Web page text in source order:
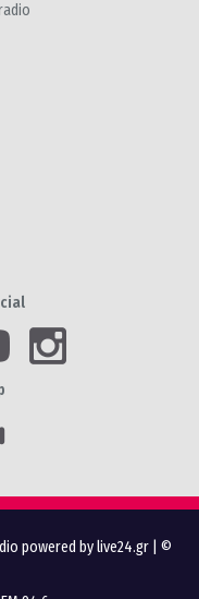
powered by live24.gr | ©